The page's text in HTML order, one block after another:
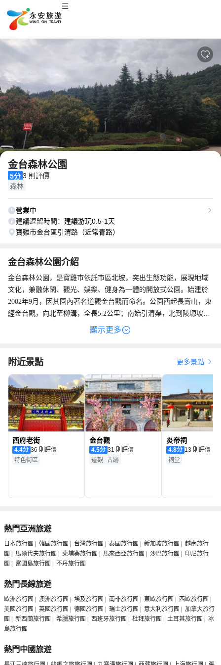
2/
金台森林公園
5分 3 則評價
森林
營業中
建議逗留時間： 建議游玩0.5-1天
寶雞市金台區引渭路（近常青路）
金台森林公園介紹
金台森林公園，是寶雞市依託市區北坡，突出生態功能，展現地域
文化，兼融休閑、觀光、娛樂、健身為一體的開放式公園。始建於
2002年9月，因其園內著名道觀金台觀而命名。公園西起長壽山，東
經金台觀，向北至柳溝，全長5.2公里；南始引渭渠，北到陵塬坡頂
向北100米，南北寬度500-800米，總面積2.56公頃。根據狹長地帶的
顯示更多
附近景點 更多景點
西府老街
4.4分
36 則評價
特色街區
金台觀
4.5分
31 則評價
道觀 古跡
炎帝祠
4.8分
13 則評價
祠堂
熱門亞洲旅遊
日本旅行團 | 韓國旅行團 | 台灣旅行團 | 泰國旅行團 | 新加坡旅行團 | 越南旅行
團 | 馬爾代夫旅行團 | 柬埔寨旅行團 | 馬來西亞旅行團 | 沙巴旅行團 | 印尼旅行
團 | 富國島旅行團 | 不丹旅行團
熱門長線旅遊
歐洲旅行團 | 澳洲旅行團 | 埃及旅行團 | 南非旅行團 | 東歐旅行團 | 西歐旅行團 |
美國旅行團 | 英國旅行團 | 德國旅行團 | 瑞士旅行團 | 意大利旅行團 | 加拿大旅行
團 | 新西蘭旅行團 | 希臘旅行團 | 西班牙旅行團 | 杜拜旅行團 | 土耳其旅行團 | 冰
島旅行團
熱門中國旅遊